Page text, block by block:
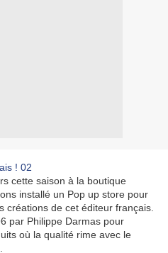
cette saison à la boutique
installé un Pop up store pour
créations de cet éditeur français.
par Philippe Darmas pour
où la qualité rime avec le